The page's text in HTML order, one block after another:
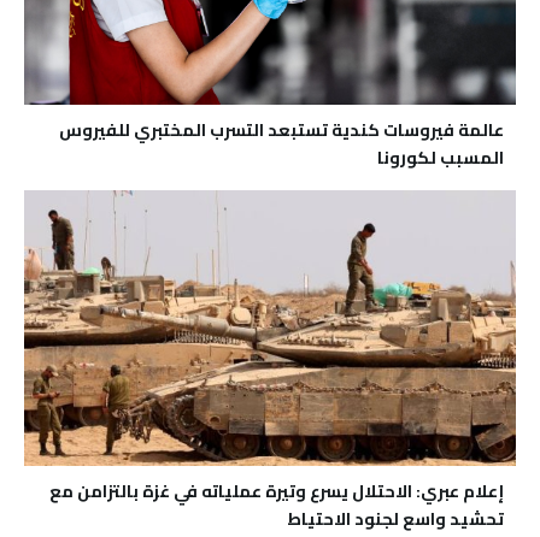
عالمة فيروسات كندية تستبعد التسرب المختبري للفيروس
المسبب لكورونا
إعلام عبري: الاحتلال يسرع وتيرة عملياته في غزة بالتزامن مع
تحشيد واسع لجنود الاحتياط